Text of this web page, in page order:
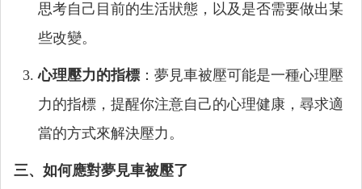
思考自己目前的生活狀態，以及是否需要做出某
些改變。
心理壓力的指標 ：夢見車被壓可能是一種心理壓
力的指標，提醒你注意自己的心理健康，尋求適
當的方式來解決壓力。
三、如何應對夢見車被壓了